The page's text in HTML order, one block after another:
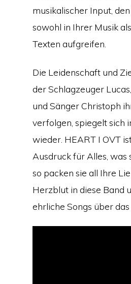
musikalischer Input,
sowohl in Ihrer Musik
Texten aufgreifen.
Die Leidenschaft und
der Schlagzeuger
und Sänger Christoph
verfolgen, spiegelt sich
wieder. HEART I OVT
Ausdruck für Alles, was
so packen sie all Ihre
Herzblut in diese Band
ehrliche Songs über das